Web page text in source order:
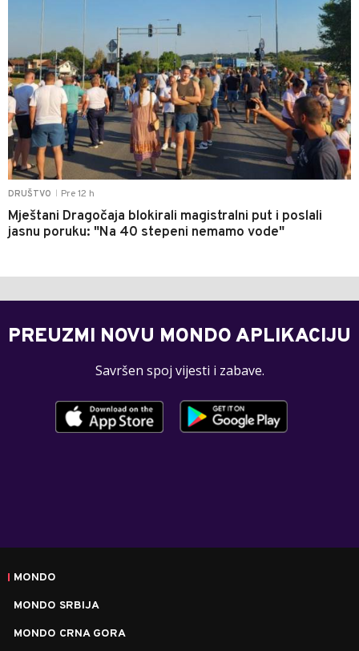
DRUŠTVO Pre 12 h
Mještani Dragočaja blokirali magistralni put i poslali
jasnu poruku: "Na 40 stepeni nemamo vode"
PREUZMI NOVU MONDO APLIKACIJU
Savršen spoj vijesti i zabave.
MONDO
MONDO SRBIJA
MONDO CRNA GORA